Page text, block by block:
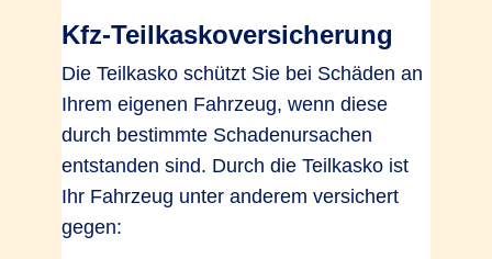
Kfz-Teilkaskoversicherung
Die Teilkasko schützt Sie bei Schäden an
Ihrem eigenen Fahrzeug, wenn diese
durch bestimmte Schadenursachen
entstanden sind. Durch die Teilkasko ist
Ihr Fahrzeug unter anderem versichert
gegen: